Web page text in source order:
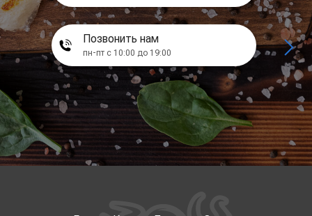
Позвонить нам
пн-пт с 10:00 до 19:00